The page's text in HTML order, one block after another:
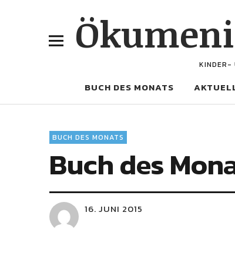
KINDER-
BUCH DES MONATS
BUCH DES MONATS
Buch des
16. JUNI 2015